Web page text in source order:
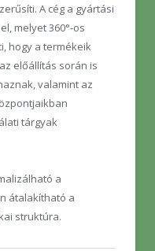
A cég a gyártási
melyet 360°-os
hogy a termékeik
előállítás során is
valamint az
tárgyak
a
átalakítható a
struktúra.